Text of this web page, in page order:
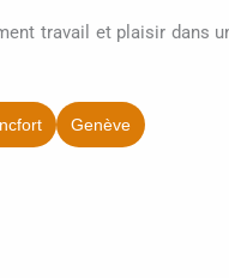
travail et plaisir dans
Genève